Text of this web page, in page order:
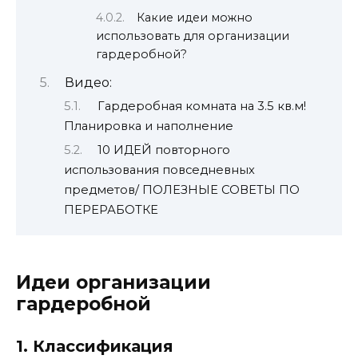
Какие идеи можно
использовать для организации
гардеробной?
Видео:
Гардеробная комната на 3.5 кв.м!
Планировка и наполнение
10 ИДЕЙ повторного
использования повседневных
предметов/ ПОЛЕЗНЫЕ СОВЕТЫ ПО
ПЕРЕРАБОТКЕ
Идеи организации
гардеробной
1. Классификация